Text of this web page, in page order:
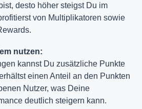
desto höher steigst Du im
von Multiplikatoren sowie
nutzen:
kannst Du zusätzliche Punkte
einen Anteil an den Punkten
Nutzer, was Deine
deutlich steigern kann.